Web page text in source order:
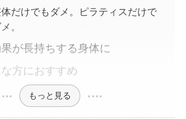
体だけでもダメ。ピラティスだけで
。
が長持ちする身体に
方におすすめ
もっと見る